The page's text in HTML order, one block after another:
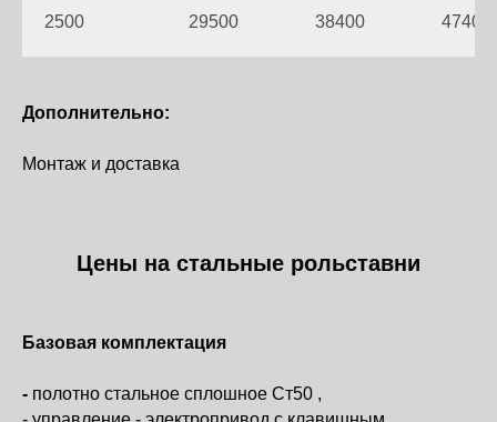
2500 29500 38400 47400
Дополнительно:
Монтаж и доставка
Цены на стальные рольставни
Базовая комплектация
- полотно стальное сплошное Ст50 ,